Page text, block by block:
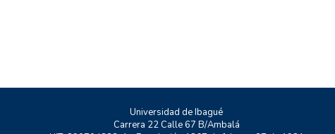
Universidad de Ibagué
Carrera 22 Calle 67 B/Ambalá